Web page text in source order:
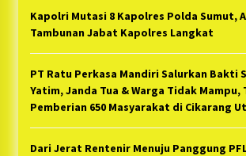
Kapolri Mutasi 8 Kapolres Polda Sumut,
Tambunan Jabat Kapolres Langkat
PT Ratu Perkasa Mandiri Salurkan Bakti
Yatim, Janda Tua & Warga Tidak Mampu,
Pemberian 650 Masyarakat di Cikarang
Dari Jerat Rentenir Menuju Panggung